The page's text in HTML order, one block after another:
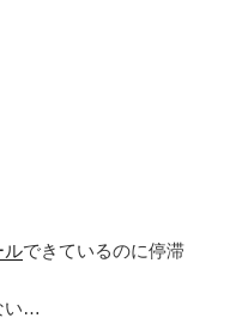
ルできているのに停滞
い…